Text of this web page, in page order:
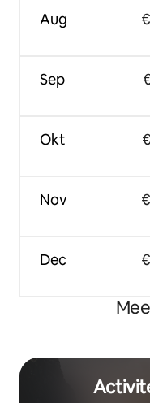
Aug
Sep
Okt
Nov
Dec